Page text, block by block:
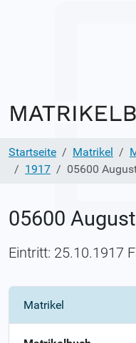
Startseite Matrikel
1917
05600
05600
Eintritt: 25.10.1917
Matrikel